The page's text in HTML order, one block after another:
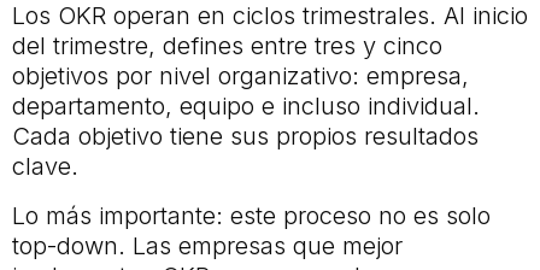
Los OKR operan en ciclos trimestrales. Al inicio
del trimestre, defines entre tres y cinco
objetivos por nivel organizativo: empresa,
departamento, equipo e incluso individual.
Cada objetivo tiene sus propios resultados
clave.
Lo más importante: este proceso no es solo
top-down. Las empresas que mejor